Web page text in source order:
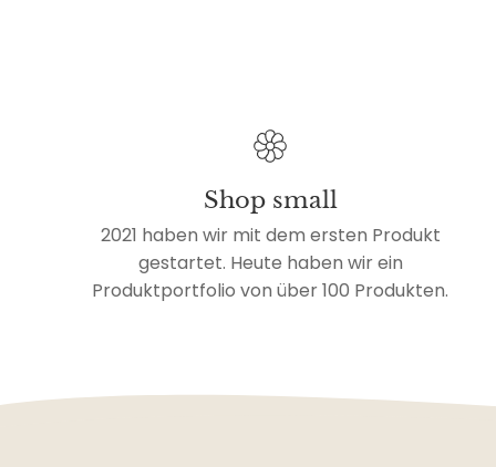
Shop small
2021 haben wir mit dem ersten Produkt
gestartet. Heute haben wir ein
Produktportfolio von über 100 Produkten.